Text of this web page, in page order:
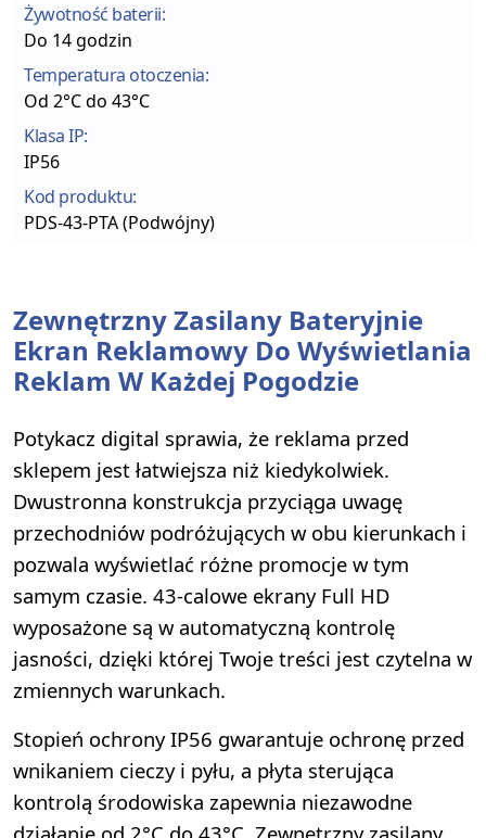
Żywotność baterii:
Do 14 godzin
Temperatura otoczenia:
Od 2°C do 43°C
Klasa IP:
IP56
Kod produktu:
PDS-43-PTA (Podwójny)
Zewnętrzny Zasilany Bateryjnie
Ekran Reklamowy Do Wyświetlania
Reklam W Każdej Pogodzie
Potykacz digital sprawia, że reklama przed
sklepem jest łatwiejsza niż kiedykolwiek.
Dwustronna konstrukcja przyciąga uwagę
przechodniów podróżujących w obu kierunkach i
pozwala wyświetlać różne promocje w tym
samym czasie. 43-calowe ekrany Full HD
wyposażone są w automatyczną kontrolę
jasności, dzięki której Twoje treści jest czytelna w
zmiennych warunkach.
Stopień ochrony IP56 gwarantuje ochronę przed
wnikaniem cieczy i pyłu, a płyta sterująca
kontrolą środowiska zapewnia niezawodne